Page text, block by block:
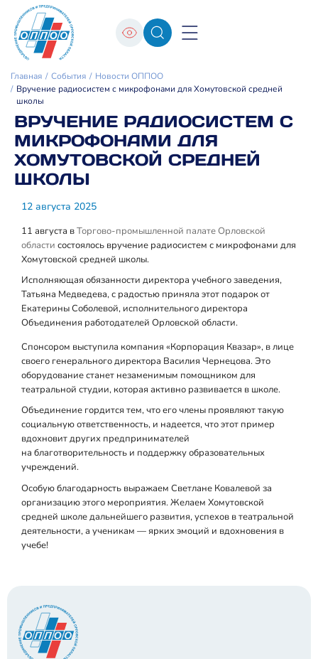
Главная События
Новости ОППОО
Вручение радиосистем с микрофонами для Хомутовской средней
школы
ВРУЧЕНИЕ РАДИОСИСТЕМ С
МИКРОФОНАМИ ДЛЯ
ХОМУТОВСКОЙ СРЕДНЕЙ
ШКОЛЫ
12 августа 2025
11 августа вТоргово-промышленной палате Орловской
области состоялось вручение радиосистем с микрофонами для
Хомутовской средней школы.
Исполняющая обязанности директора учебного заведения,
Татьяна Медведева, с радостью приняла этот подарок от
Екатерины Соболевой, исполнительного директора
Объединения работодателей Орловской области.
Спонсором выступила компания «Корпорация Квазар», в лице
своего генерального директора Василия Чернецова. Это
оборудование станет незаменимым помощником для
театральной студии, которая активно развивается в школе.
Объединение гордится тем, что его члены проявляют такую
социальную ответственность, и надеется, что этот пример
вдохновит других предпринимателей
на благотворительность и поддержку образовательных
учреждений.
Особую благодарность выражаем Светлане Ковалевой за
организацию этого мероприятия. Желаем Хомутовской
средней школе дальнейшего развития, успехов в театральной
деятельности, а ученикам — ярких эмоций и вдохновения в
учебе!